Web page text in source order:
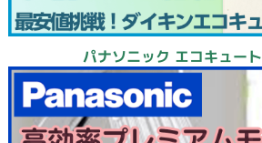
パナソニック エコキュー